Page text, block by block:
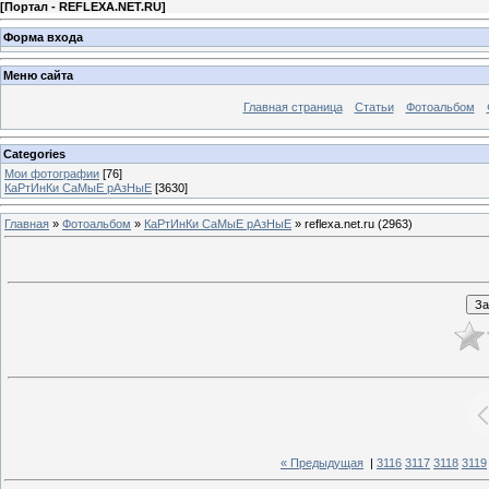
[Портал - REFLEXA.NET.RU]
Форма входа
Меню сайта
Главная страница Статьи Фотоальбом
Categories
Мои фотографии [76]
КаРтИнКи СаМыЕ рАзНыЕ [3630]
Главная » Фотоальбом » КаРтИнКи СаМыЕ рАзНыЕ » reflexa.net.ru (2963)
« Предыдущая 3116 3117 3118 3119